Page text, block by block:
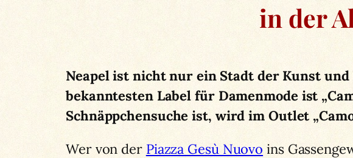
in der
Neapel ist nicht nur ein Stadt der Kunst
bekanntesten Label für Damenmode ist
Schnäppchensuche ist, wird im Outlet
Wer von der Piazza Gesù Nuovo ins